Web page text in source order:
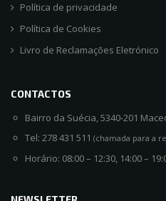
Política de privacidade
Política de Cookies
Livro de Reclamações Eletrónico
CONTACTOS
Bairro da Suécia, 5340-201
Tel: 278 431 511 (chamada para a
Horário: 08:00 – 12:30, 14:00 –